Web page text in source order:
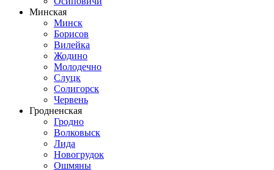
Минская
Минск
Борисов
Вилейка
Жодино
Молодечно
Слуцк
Солигорск
Червень
Гродненская
Гродно
Волковыск
Лида
Новогрудок
Ошмяны